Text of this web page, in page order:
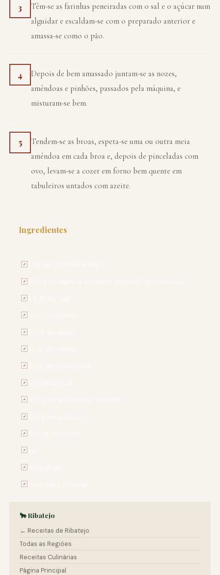
3
Têm-se as farinhas peneiradas com o sal e o açúcar num
alguidar e escaldam-se com o preparado anterior e
amassa-se como o pão.
4
Depois de bem amassado juntam-se as nozes,
amêndoas e pinhões, passados pela máquina, e
misturam-se bem.
5
Tendem-se as broas, espeta-se uma ou outra meia
amêndoa em cada broa e, depois de pinceladas com
ovo, levam-se a cozer em forno bem quente em
tabuleiros untados com azeite.
Ingredientes
✓
✓
✓
✓
✓
✓
✓
✓
✓
✓
✓
✓
✓
✓
🐂 Ribatejo
← Receitas de Ribatejo
Todas as Regiões
Receitas Culinárias
Página Principal